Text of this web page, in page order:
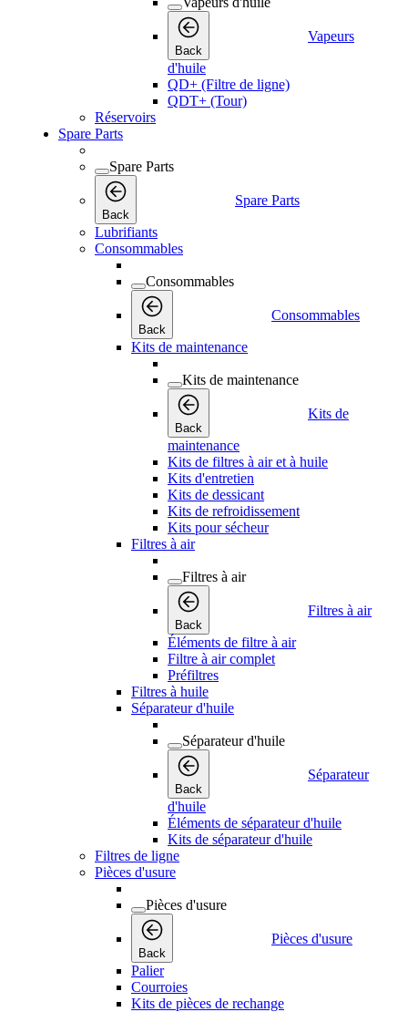
Back
Vapeurs
d'huile
QD+ (Filtre de ligne)
QDT+ (Tour)
Réservoirs
Spare Parts
Spare Parts
Back
Spare Parts
Lubrifiants
Consommables
Consommables
Back
Consommables
Kits de maintenance
Kits de maintenance
Back
Kits de
maintenance
Kits de filtres à air et à huile
Kits d'entretien
Kits de dessicant
Kits de refroidissement
Kits pour sécheur
Filtres à air
Filtres à air
Back
Filtres à air
Éléments de filtre à air
Filtre à air complet
Préfiltres
Filtres à huile
Séparateur d'huile
Séparateur d'huile
Back
Séparateur
d'huile
Éléments de séparateur d'huile
Kits de séparateur d'huile
Filtres de ligne
Pièces d'usure
Pièces d'usure
Back
Pièces d'usure
Palier
Courroies
Kits de pièces de rechange